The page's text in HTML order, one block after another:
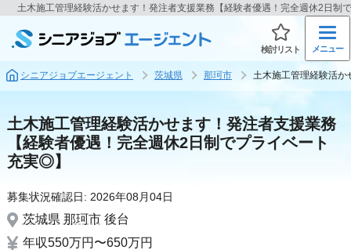
土木施工管理経験活かせます！発注者支援業務【経験者優遇！完全週休2日
検討リスト メニュー
シニアジョブエージェント 茨城県 那珂市 土木施工管理経験活
土木施工管理経験活かせます！発注者支援業務
【経験者優遇！完全週休2日制でプライベート
充実◎】
募集状況確認日: 2026年08月04日
茨城県 那珂市 後台
年収550万円〜650万円